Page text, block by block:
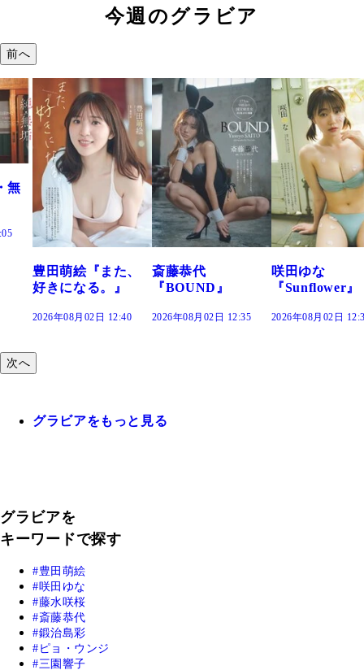
今週のグラビア
前へ
斎藤恭代
『BOUND』
2026年08月02日 12:35
咲田ゆな
『Sunflower』
2026年08月02日 12:30
藤水咲桜『花
だまり』
2026年08月02日
次へ
グラビアをもっと見る
グラビアを
キーワードで探す
豊田萌絵
咲田ゆな
藤水咲桜
斎藤恭代
鍛治島彩
ピョ・ウンジ
三園響子